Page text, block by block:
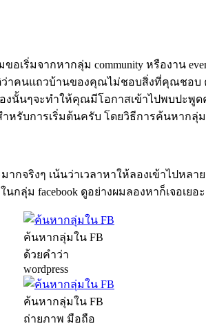
ขอเริ่มจากหากลุ่ม community หรืองาน
คนแถวบ้านของคุณไม่ชอบสิ่งที่คุณชอบ
นั้นๆจะทำให้คุณมีโอกาสเข้าไปพบปะ
ำหรับการเริ่มต้นครับ โดยวิธีการค้นหากลุ่
ากจริงๆ เน้นว่าเวลาหาให้ลองเข้าไป
ม facebook ดูอย่างผมลองหาก็เจอเยอ
ค้นหากลุ่มใน FB
ด้วยคำว่า
wordpress
ค้นหากลุ่มใน FB
ถ่ายภาพ มือถือ